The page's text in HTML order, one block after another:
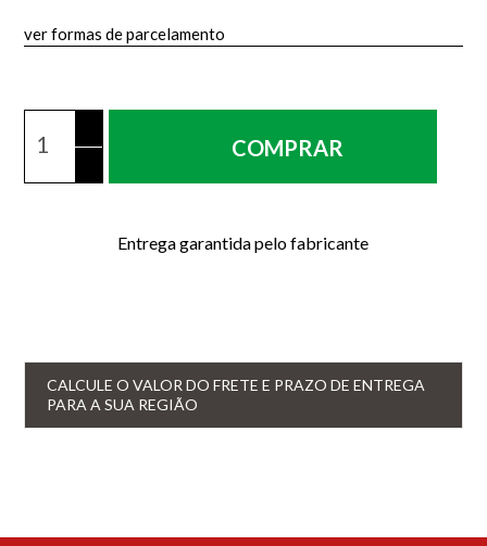
ver formas de parcelamento
COMPRAR
Entrega garantida pelo fabricante
CALCULE O VALOR DO FRETE E PRAZO DE ENTREGA
PARA A SUA REGIÃO